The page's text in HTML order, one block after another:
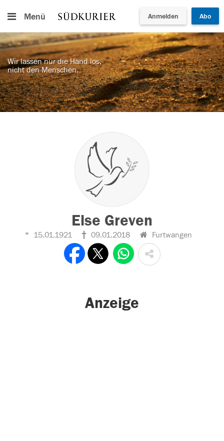
Menü Anmelden Abo
Wir lassen nur die Hand los,
nicht den Menschen.
Else Greven
15.01.1921 09.01.2018 Furtwangen
Anzeige